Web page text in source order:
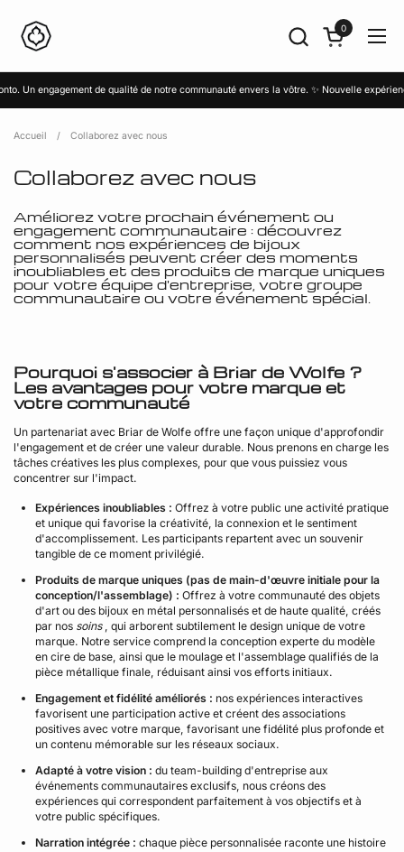
Ouvrir le panier
0
de qualité de notre communauté envers la vôtre. ✨ Nouvelle expérience de
Accueil / Collaborez avec nous
Collaborez avec nous
Améliorez votre prochain événement ou
engagement communautaire : découvrez
comment nos expériences de bijoux
personnalisés peuvent créer des moments
inoubliables et des produits de marque uniques
pour votre équipe d'entreprise, votre groupe
communautaire ou votre événement spécial.
Pourquoi s'associer à Briar de Wolfe ?
Les avantages pour votre marque et
votre communauté
Un partenariat avec Briar de Wolfe offre une façon unique d'approfondir
l'engagement et de créer une valeur durable. Nous prenons en charge les
tâches créatives les plus complexes, pour que vous puissiez vous
concentrer sur l'impact.
Expériences inoubliables : Offrez à votre public une activité pratique
et unique qui favorise la créativité, la connexion et le sentiment
d'accomplissement. Les participants repartent avec un souvenir
tangible de ce moment privilégié.
Produits de marque uniques (pas de main-d'œuvre initiale pour la
conception/l'assemblage) : Offrez à votre communauté des objets
d'art ou des bijoux en métal personnalisés et de haute qualité, créés
par nos soins, qui arborent subtilement le design unique de votre
marque. Notre service comprend la conception experte du modèle
en cire de base, ainsi que le moulage et l'assemblage qualifiés de la
pièce métallique finale, réduisant ainsi vos efforts initiaux.
Engagement et fidélité améliorés : nos expériences interactives
favorisent une participation active et créent des associations
positives avec votre marque, favorisant une fidélité plus profonde et
un contenu mémorable sur les réseaux sociaux.
Adapté à votre vision : du team-building d'entreprise aux
événements communautaires exclusifs, nous créons des
expériences qui correspondent parfaitement à vos objectifs et à
votre public spécifiques.
Narration intégrée : chaque pièce personnalisée raconte une histoire